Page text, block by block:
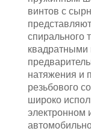
винтов с
спирального
натяжения и
резьбового
широко
электронном